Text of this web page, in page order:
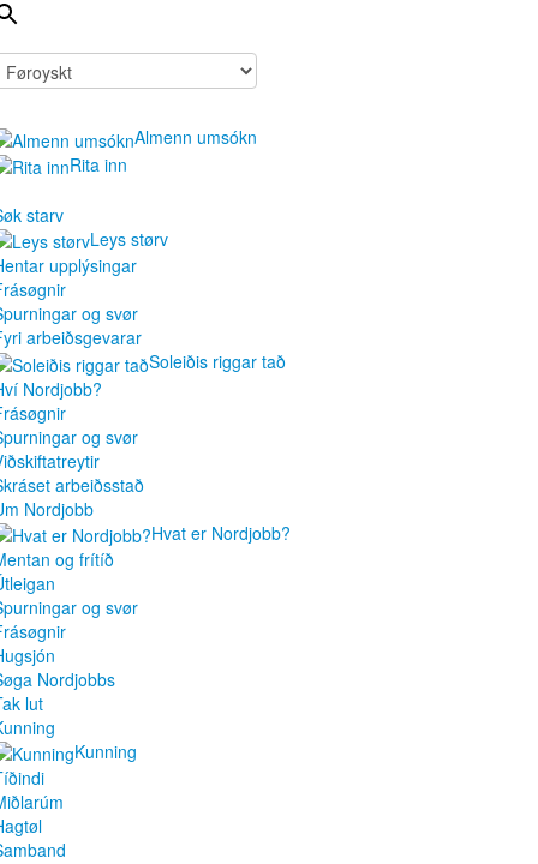
Almenn umsókn
Rita inn
starv
Leys størv
upplýsingar
og svør
arbeiðsgevarar
Soleiðis riggar tað
Nordjobb?
og svør
arbeiðsstað
Nordjobb
Hvat er Nordjobb?
og frítíð
og svør
Nordjobbs
lut
Kunning